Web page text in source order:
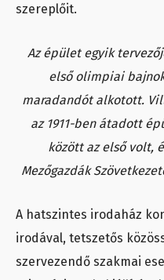
szereplőit.
Az épület egyik
első olimpiai
maradandót alkotott.
az 1911-ben átadott
között az első volt,
Mezőgazdák
A hatszintes irodaház
irodával, tetszetős
szervezendő szakmai